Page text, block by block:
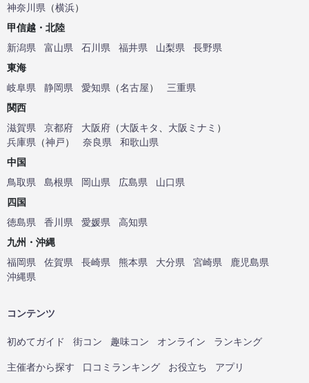
神奈川県 （横浜）
甲信越・北陸
新潟県
富山県 石川県 福井県 山梨県
長野県
東海
岐阜県
静岡県 愛知県 （名古屋）
三重県
関西
滋賀県
京都府 大阪府 （大阪キタ 大阪ミナミ ）
兵庫県 （神戸） 奈良県
和歌山県
中国
鳥取県
島根県 岡山県 広島県
山口県
四国
徳島県
香川県 愛媛県
高知県
九州・沖縄
福岡県
佐賀県 長崎県 熊本県 大分県 宮崎県
鹿児島県
沖縄県
コンテンツ
初めてガイド 街コン 趣味コン オンライン ランキング
主催者から探す 口コミランキング お役立ち アプリ